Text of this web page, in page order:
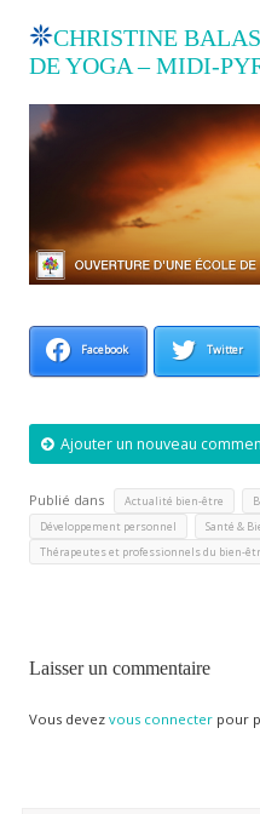
CHRISTINE
DE YOGA – MIDI-
Facebook Twitter
Ajouter un nouveau
Publié dans Actualité bien-être
Développement personnel Santé &
Thérapeutes et professionnels du bien-
Laisser un commentaire
Vous devez vous connecterpour